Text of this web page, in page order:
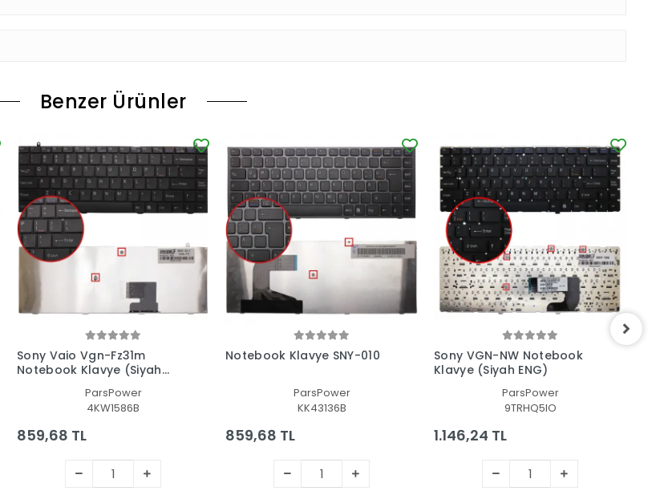
Benzer Ürünler
Sony Vaio Vgn-Fz31m
Notebook Klavye (Siyah
ParsPower
4KW1586B
859,68 TL
Notebook Klavye SNY-010
ParsPower
KK43136B
859,68 TL
Sony VGN-NW Notebook
Klavye (Siyah ENG)
ParsPower
9TRHQ5IO
1.146,24 TL